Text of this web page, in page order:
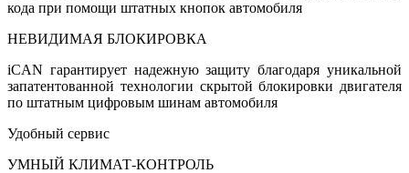
кода при помощи штатных кнопок автомобиля
НЕВИДИМАЯ БЛОКИРОВКА
iCAN гарантирует надежную защиту благодаря уникальной
запатентованной технологии скрытой блокировки двигателя
по штатным цифровым шинам автомобиля
Удобный сервис
УМНЫЙ КЛИМАТ-КОНТРОЛЬ